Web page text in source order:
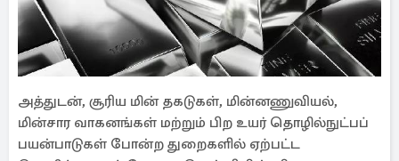
அத்துடன், சூரிய மின் தகடுகள், மின்னணுவியல்,
மின்சார வாகனங்கள் மற்றும் பிற உயர் தொழில்நுட்பப்
பயன்பாடுகள் போன்ற துறைகளில் ஏற்பட்ட